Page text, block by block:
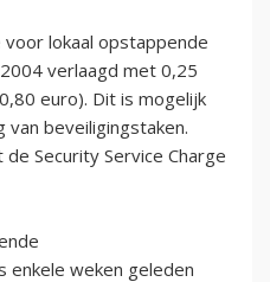
voor lokaal opstappende
verlaagd met 0,25
euro). Dit is mogelijk
beveiligingstaken.
Security Service Charge
enkele weken geleden